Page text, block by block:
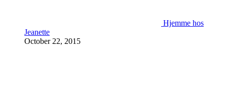
Hjemme hos
Jeanette
October 22, 2015